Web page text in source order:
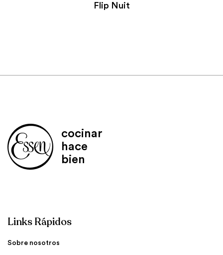
Flip Nuit
cocinar
hace
bien
Links Rápidos
Sobre nosotros